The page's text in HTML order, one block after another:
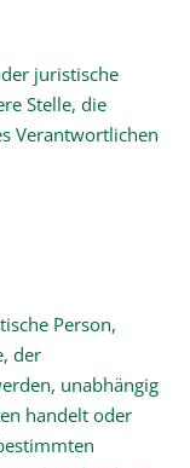
juristische
Stelle, die
Verantwortlichen
Person,
der
unabhängig
handelt oder